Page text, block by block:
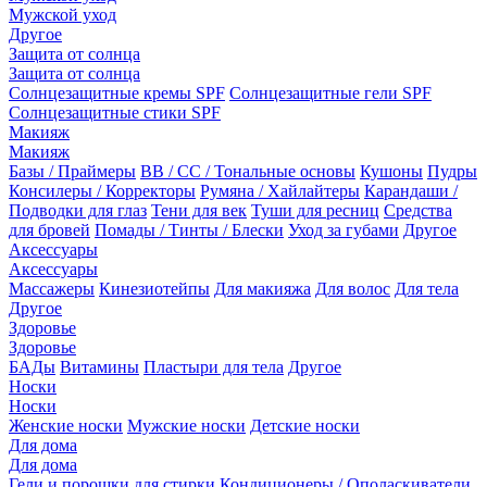
Мужской уход
Другое
Защита от солнца
Защита от солнца
Солнцезащитные кремы SPF Солнцезащитные гели SPF
Солнцезащитные стики SPF
Макияж
Макияж
Базы / Праймеры BB / CC / Тональные основы Кушоны Пудры
Консилеры / Корректоры Румяна / Хайлайтеры Карандаши /
Подводки для глаз Тени для век Туши для ресниц Средства
для бровей Помады / Тинты / Блески Уход за губами Другое
Аксессуары
Аксессуары
Массажеры Кинезиотейпы Для макияжа Для волос Для тела
Другое
Здоровье
Здоровье
БАДы Витамины Пластыри для тела Другое
Носки
Носки
Женские носки Мужские носки Детские носки
Для дома
Для дома